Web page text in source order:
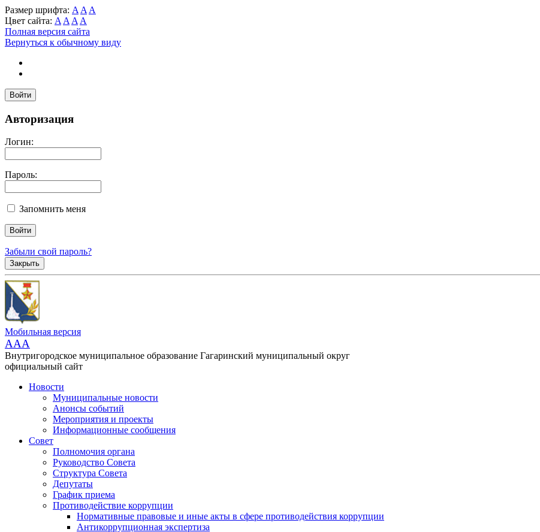
Размер шрифта: A A A
Цвет сайта: A A A A
Полная версия сайта
Вернуться к обычному виду
Войти
Авторизация
Логин:
Пароль:
Запомнить меня
Забыли свой пароль?
Закрыть
Мобильная версия
AAA
Внутригородское муниципальное образование Гагаринский муниципальный округ
официальный сайт
Новости
Муниципальные новости
Анонсы событий
Мероприятия и проекты
Информационные сообщения
Совет
Полномочия органа
Руководство Совета
Структура Совета
Депутаты
График приема
Противодействие коррупции
Нормативные правовые и иные акты в сфере противодействия коррупции
Антикоррупционная экспертиза